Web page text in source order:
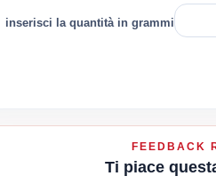
inserisci la quantità in grammi
FEEDBACK
Ti piace